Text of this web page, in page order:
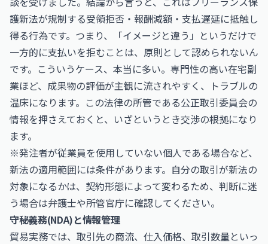
護新法が規制する受領拒否・報酬減額・支払遅延に抵触し
得る行為です。つまり、「イメージと違う」というだけで
一方的に支払いを拒むことは、原則として認められないん
です。こういうケース、本当に多い。専門性の高い在宅副
業ほど、成果物の評価が主観に流されやすく、トラブルの
温床になります。この法律の所管である公正取引委員会の
情報を押さえておくと、いざというとき交渉の根拠になり
ます。
※発注者が従業員を使用していない個人である場合など、
新法の適用範囲には条件があります。自分の取引が新法の
対象になるかは、契約形態によって変わるため、判断に迷
う場合は弁護士や所管官庁に確認してください。
守秘義務(NDA)と情報管理
貿易実務では、取引先の商流、仕入価格、取引数量といっ